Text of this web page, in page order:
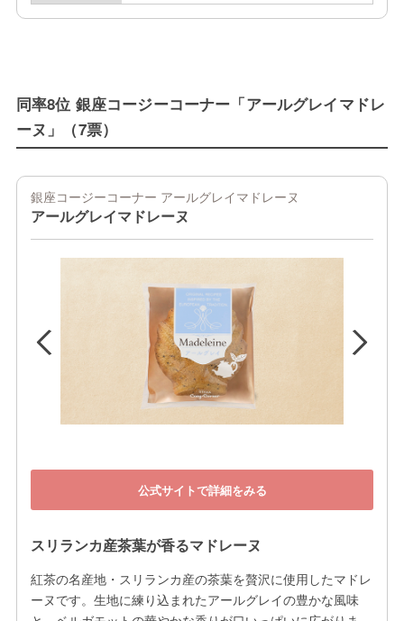
同率8位 銀座コージーコーナー「アールグレイマドレ
ーヌ」（7票）
銀座コージーコーナー アールグレイマドレーヌ
アールグレイマドレーヌ
公式サイトで詳細をみる
スリランカ産茶葉が香るマドレーヌ
紅茶の名産地・スリランカ産の茶葉を贅沢に使用したマドレ
ーヌです。生地に練り込まれたアールグレイの豊かな風味